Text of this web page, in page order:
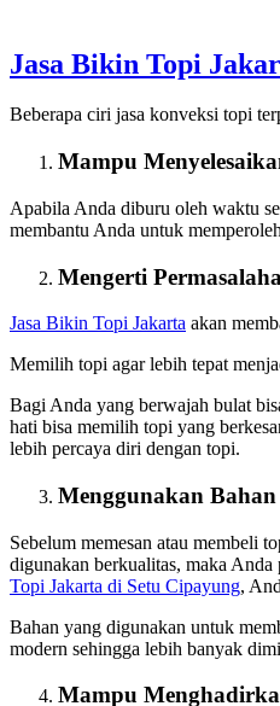
Jasa Bikin Topi
Beberapa ciri jasa konveksi topi
Mampu
Apabila Anda diburu oleh waktu
membantu Anda untuk
Mengerti
Jasa Bikin Topi Jakarta akan
Memilih topi agar lebih tepat
Bagi Anda yang berwajah bulat
hati bisa memilih topi yang
lebih percaya diri dengan topi.
Menggunakan
Sebelum memesan atau membeli
digunakan berkualitas, maka
Topi Jakarta di Setu Cipayung,
Bahan yang digunakan untuk
modern sehingga lebih banyak
Mampu